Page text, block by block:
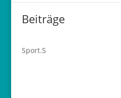
Beiträge
Sport.S